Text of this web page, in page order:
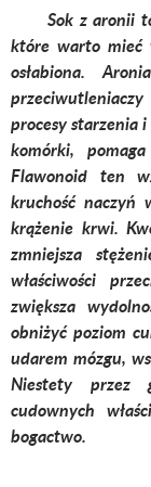
Sok z aronii
które warto mieć
osłabiona.
procesy starzenia
komórki,
Flawonoid ten
kruchość naczyń
krążenie krwi.
zmniejsza
właściwości
zwiększa
obniżyć poziom
udarem mózgu,
Niestety przez
cudownych
bogactwo.